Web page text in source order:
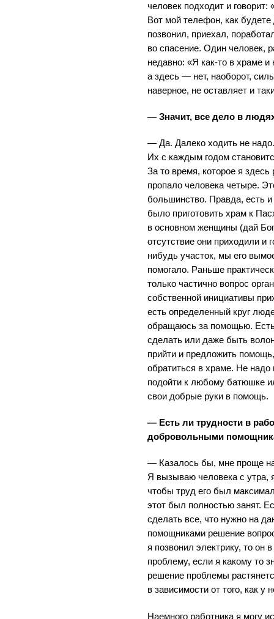
человек подходит и говорит:
Вот мой телефон, как
позвонил, приехал,
во спасение. Один человек,
недавно: «Я как-то в храме
а здесь — нет, наоборот,
наверное, не оставляет и
— Значит, все дело в
— Да. Далеко ходить не
Их с каждым годом
За то время, которое я
пропало человека четыре.
большинство. Правда, есть и
было приготовить храм к
в основном женщины (дай
отсутствие они приходили и
нибудь участок, мы его
помогало. Раньше
только частично вопрос
собственной инициативы
есть определенный круг
обращаюсь за помощью.
сделать или даже быть
прийти и предложить
обратиться в храме. Не надо
подойти к любому батюшке
свои добрые руки в помощь.
— Есть ли трудности в
добровольными
— Казалось бы, мне проще
Я вызываю человека с утра,
чтобы труд его был
этот был полностью занят.
сделать все, что нужно на
помощниками решение
я позвонил электрику, то он
проблему, если я какому то
решение проблемы
в зависимости от того, как у
Наемного работника я могу